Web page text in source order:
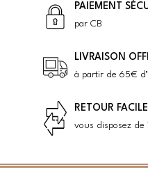
PAIEMENT
par CB
LIVRAISON
à partir de 65€
RETOUR FACILE
vous disposez de